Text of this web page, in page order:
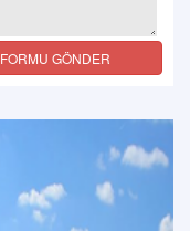
FORMU GÖNDER